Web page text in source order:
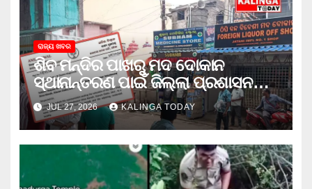
ରାଜ୍ୟ ଖବର
ଶିବ ମନ୍ଦିର ପାଖରୁ ମଦ ଦୋକାନ
ସ୍ଥାନାନ୍ତରଣ ପାଇଁ ଜିଲ୍ଲା ପ୍ରଶାସନକୁ
ଦାବି କଲେ ଅନିଲ
JUL 27, 2026 KALINGA TODAY